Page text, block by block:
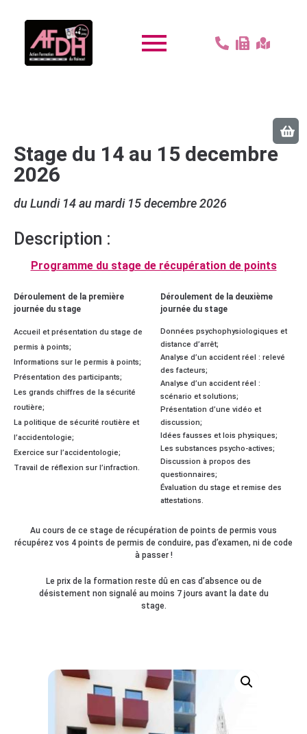
Stage du 14 au 15 decembre
2026
du Lundi 14 au mardi 15 decembre 2026
Description :
Programme du stage de récupération de points
Déroulement de la première
journée du stage
Déroulement de la deuxième
journée du stage
Accueil et présentation du stage de
permis à points;
Informations sur le permis à points;
Présentation des participants;
Les grands chiffres de la sécurité
routière;
La politique de sécurité routière et
l’accidentologie;
Exercice sur l’accidentologie;
Travail de réflexion sur l’infraction.
Données psychophysiologiques et
distance d’arrêt;
Analyse d’un accident réel : relevé
des facteurs;
Analyse d’un accident réel :
scénario et solutions;
Présentation d’une vidéo et
discussion;
Idées fausses et lois physiques;
Les substances psycho-actives;
Discussion à propos des
questionnaires;
Évaluation du stage et remise des
attestations.
Au cours de ce stage de récupération de points de permis vous
récupérez vos 4 points de permis de conduire, pas d’examen, ni de code
à passer !
Le prix de la formation reste dû en cas d’absence ou de
désistement non signalé au moins 7 jours avant la date du
stage.